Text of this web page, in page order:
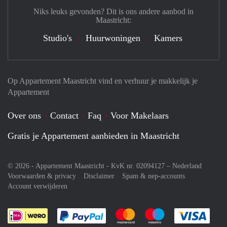
Op Appartement Maastricht vind en verhuur je makkelijk je
Appartement
Over ons Contact Faq
Voor Makelaars
Gratis je Appartement aanbieden in Maastricht
© 2026 - Appartement Maastricht - KvK nr. 02094127 – Nederland
Voorwaarden & privacy
Disclaimer
Spam & nep-accounts
Account verwijderen
Je rekent gemakkelijk af met Paypal
Je rekent gemakkelijk af met
Je rekent
Niks leuks gevonden? Dit is ons andere aanbod in
Maastricht:
Studio's Huurwoningen Kamers